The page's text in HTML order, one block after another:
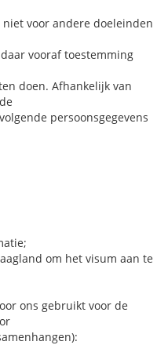
voor andere doeleinden
vooraf toestemming
doen. Afhankelijk van
persoonsgegevens
om het visum aan te
ons gebruikt voor de